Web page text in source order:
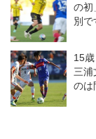
の初
別で
15
三浦
のは